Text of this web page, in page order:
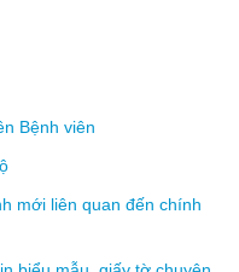
Bệnh viên
mới liên quan đến chính